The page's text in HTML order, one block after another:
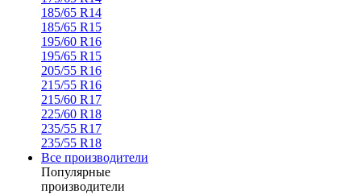
185/65 R14
185/65 R15
195/60 R16
195/65 R15
205/55 R16
215/55 R16
215/60 R17
225/60 R18
235/55 R17
235/55 R18
Все производители
Популярные
производители